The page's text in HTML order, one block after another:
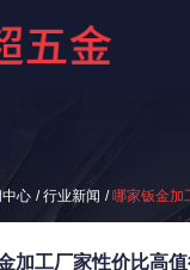
心 /行业新闻 /哪家钣金加
加工厂家性价比高